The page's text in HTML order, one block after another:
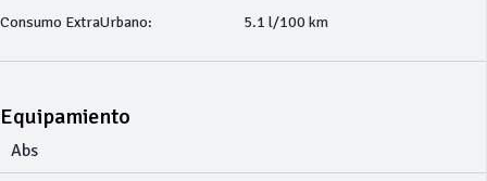
Consumo ExtraUrbano: 5.1 l/100 km
Equipamiento
Abs